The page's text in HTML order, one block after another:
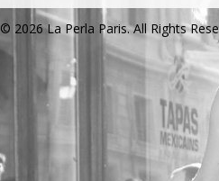
© 2026 La Perla Paris. All Rights